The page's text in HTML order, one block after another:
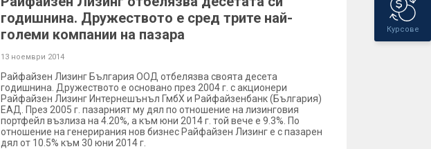
Курсове
годишнина. Дружеството е сред трите най-
големи компании на пазара
13 ноември 2014
Райфайзен Лизинг България ООД отбелязва своята десета
годишнина. Дружеството е основано през 2004 г. с акционери
Райфайзен Лизинг Интернешънъл ГмбХ и Райфайзенбанк (България)
ЕАД. През 2005 г. пазарният му дял по отношение на лизинговия
портфейл възлиза на 4.20%, а към юни 2014 г. той вече е 9.3%. По
отношение на генерирания нов бизнес Райфайзен Лизинг е с пазарен
дял от 10.5% към 30 юни 2014 г.